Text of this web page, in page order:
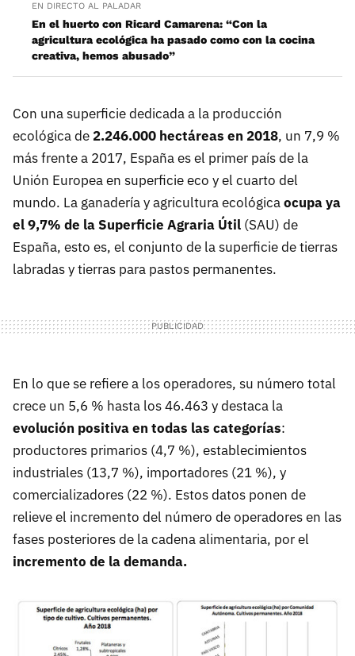
EN DIRECTO AL PALADAR
En el huerto con Ricard Camarena: “Con la
agricultura ecológica ha pasado como con la cocina
creativa, hemos abusado”
Con una superficie dedicada a la producción
ecológica de 2.246.000 hectáreas en 2018, un 7,9 %
más frente a 2017, España es el primer país de la
Unión Europea en superficie eco y el cuarto del
mundo. La ganadería y agricultura ecológicaocupa ya
el 9,7% de la Superficie Agraria Útil (SAU) de
España, esto es, el conjunto de la superficie de tierras
labradas y tierras para pastos permanentes.
En lo que se refiere a los operadores, su número total
crece un 5,6 % hasta los 46.463 y destaca la
evolución positiva en todas las categorías:
productores primarios (4,7 %), establecimientos
industriales (13,7 %), importadores (21 %), y
comercializadores (22 %). Estos datos ponen de
relieve el incremento del número de operadores en las
fases posteriores de la cadena alimentaria, por el
incremento de la demanda.